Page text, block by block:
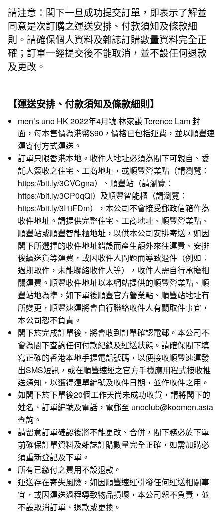
請注意：閣下一旦成功提交訂單，即表示了解並
同意是次訂購之運送安排、付款須知及條款細
則。請確保個人資料及雜誌訂購數量資料完全正
確；訂單一經提交後不能取消，並不設任何退款
及更改。
【運送安排、付款須知及條款細則】
men’s uno HK 2022年4月號 林家謙 Terence Lam 封
面，每本售價為港幣$90，價格已包括運費，並以順豐速
運寄付方式運送。
訂單只限香港本地。收件人地址必須為閣下可親自、委
託人簽收之住宅、工商地址，或順豐營業點（請瀏覽：
https://bit.ly/3CVCgna）、順豐站（請瀏覽：
https://bit.ly/3CP0qQl）及順豐智能櫃（請瀏覽：
https://bit.ly/3I1tFDm），本公司不會接受郵政信箱作為
收件地址。請提供完整住宅、工商地址、順豐營業點、
順豐站或順豐智能櫃地址，以供本公司安排寄送，如因
閣下所選擇的收件地址錯誤而產生額外來往運費、安排
後續送貨等運費，或因收件人問題而導致退件（例如：
過期取件，未能聯絡收件人等），收件人需自行承擔相
關運費。順豐收件地址以本網站提供的順豐營業點、順
豐站地為準，如下單後順豐官方營業點、順豐站地址有
所變更，順豐速運將會自行聯絡收件人有關取件事宜，
本公司恕不負責。
閣下於完成訂單後，將會收到訂單確認電郵。本公司不
會為閣下查詢任何付款紀錄及運送狀態。請確保閣下填
寫正確的香港本地手提電話號碼，以便接收順豐速運發
出SMS短訊，或在順豐速運之官方手機應用程式接收推
送通知，以獲得運單編號及收件日期，並作收件之用。
如閣下於下單後20個工作天尚未成功收貨，請將閣下的
姓名、訂單編號及電話，電郵至 unoclub@koomen.asia
查詢。
請留意訂單確認後將不能更改、合併，閣下務必於下單
前確保訂單資料及雜誌訂購數量完全正確，如需加購必
須重新登記及下單。
所有已繳付之費用不設退款。
運送存在寄失風險，如因順豐速運引發任何運送相關事
宜，或因運送過程導致物品損壞，本公司恕不負責，並
不設取消訂單、退款或更換。